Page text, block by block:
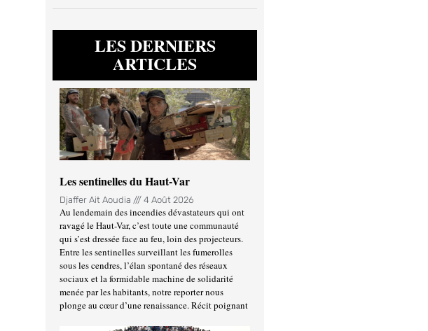
LES DERNIERS
ARTICLES
Les sentinelles du Haut-Var
Djaffer Ait Aoudia 4 Août 2026
Au lendemain des incendies dévastateurs qui ont
ravagé le Haut-Var, c’est toute une communauté
qui s’est dressée face au feu, loin des projecteurs.
Entre les sentinelles surveillant les fumerolles
sous les cendres, l’élan spontané des réseaux
sociaux et la formidable machine de solidarité
menée par les habitants, notre reporter nous
plonge au cœur d’une renaissance. Récit poignant